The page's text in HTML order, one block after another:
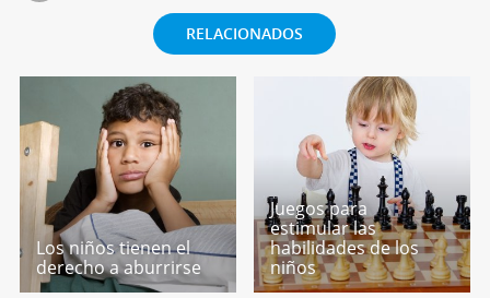
RELACIONADOS
Los niños tienen el
derecho a aburrirse
Juegos para
estimular las
habilidades de los
niños